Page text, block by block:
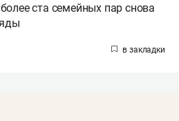
ста семейных пар снова